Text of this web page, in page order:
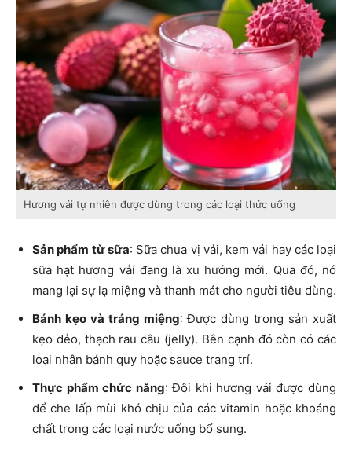
Hương vải tự nhiên được dùng trong các loại thức uống
Sản phẩm từ sữa: Sữa chua vị vải, kem vải hay các loại
sữa hạt hương vải đang là xu hướng mới. Qua đó, nó
mang lại sự lạ miệng và thanh mát cho người tiêu dùng.
Bánh kẹo và tráng miệng: Được dùng trong sản xuất
kẹo dẻo, thạch rau câu (jelly). Bên cạnh đó còn có các
loại nhân bánh quy hoặc sauce trang trí.
Thực phẩm chức năng: Đôi khi hương vải được dùng
để che lấp mùi khó chịu của các vitamin hoặc khoáng
chất trong các loại nước uống bổ sung.